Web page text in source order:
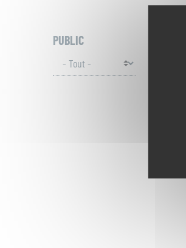
Foire aux
S'inscrire à la
Espace Presse
PUBLIC